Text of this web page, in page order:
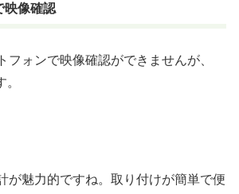
映像確認
フォンで映像確認ができませんが、
が魅力的ですね。取り付けが簡単で便